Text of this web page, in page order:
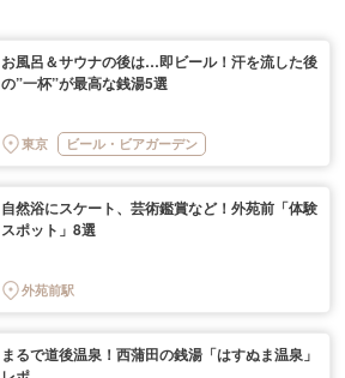
お風呂＆サウナの後は…即ビール！汗を流した後
の”一杯”が最高な銭湯5選
東京 ビール・ビアガーデン
自然浴にスケート、芸術鑑賞など！外苑前「体験
スポット」8選
外苑前駅
まるで道後温泉！西蒲田の銭湯「はすぬま温泉」